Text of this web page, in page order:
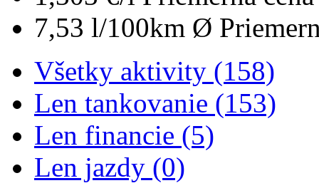
7,53 l/100km Ø
Všetky aktivity (158)
Len tankovanie (153)
Len financie (5)
Len jazdy (0)